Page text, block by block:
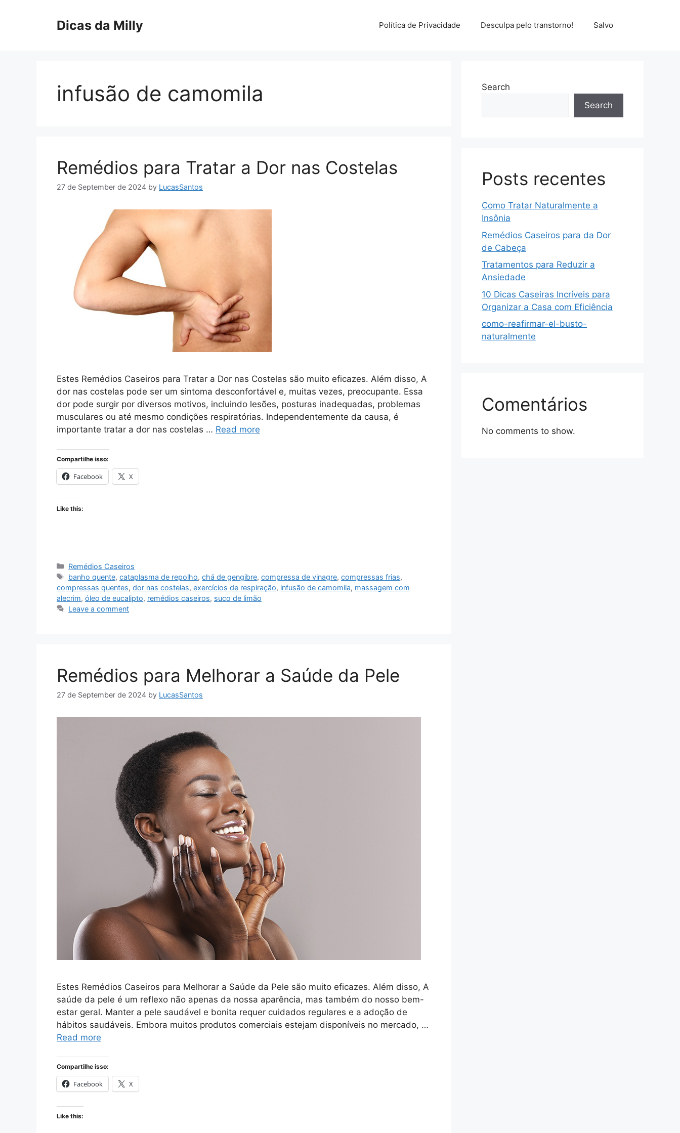
Dicas da Milly Política de Privacidade Desculpa pelo transtorno! Salvo
infusão de camomila
Remédios para Tratar a Dor nas Costelas
27 de September de 2024 by LucasSantos
Estes Remédios Caseiros para Tratar a Dor nas Costelas são muito eficazes. Além disso, A
dor nas costelas pode ser um sintoma desconfortável e, muitas vezes, preocupante. Essa
dor pode surgir por diversos motivos, incluindo lesões, posturas inadequadas, problemas
musculares ou até mesmo condições respiratórias. Independentemente da causa, é
importante tratar a dor nas costelas … Read more
Compartilhe isso:
Facebook X
Like this:
Categories
Remédios Caseiros
Tags
banho quente,cataplasma de repolho,chá de gengibre,compressa de vinagre,compressas frias,
compressas quentes, dor nas costelas, exercícios de respiração, infusão de camomila, massagem com
alecrim, óleo de eucalipto, remédios caseiros, suco de limão
Leave a comment
Remédios para Melhorar a Saúde da Pele
27 de September de 2024 by LucasSantos
Estes Remédios Caseiros para Melhorar a Saúde da Pele são muito eficazes. Além disso, A
saúde da pele é um reflexo não apenas da nossa aparência, mas também do nosso bem-
estar geral. Manter a pele saudável e bonita requer cuidados regulares e a adoção de
hábitos saudáveis. Embora muitos produtos comerciais estejam disponíveis no mercado, …
Read more
Compartilhe isso:
Facebook X
Like this:
Search
Search
Posts recentes
Como Tratar Naturalmente a
Insônia
Remédios Caseiros para da Dor
de Cabeça
Tratamentos para Reduzir a
Ansiedade
10 Dicas Caseiras Incríveis para
Organizar a Casa com Eficiência
como-reafirmar-el-busto-
naturalmente
Comentários
No comments to show.